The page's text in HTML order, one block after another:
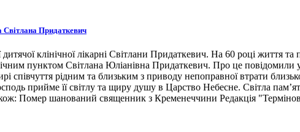
Світлана Придаткевич
клінічної лікарні Світлани Придаткевич. На 60 році життя
пунктом Світлана Юліанівна Придаткевич. Про це
співчуття рідним та близьким з приводу непоправної втрати
прийме її світлу та щиру душу в Царство Небесне. Світла
Помер шанований священник з Кременеччини Редакція